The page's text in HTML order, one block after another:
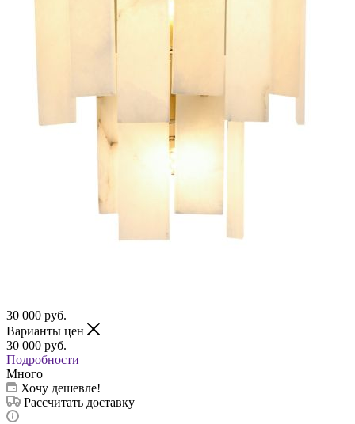
30 000 руб.
Варианты цен
30 000 руб.
Подробности
Много
Хочу дешевле!
Рассчитать доставку